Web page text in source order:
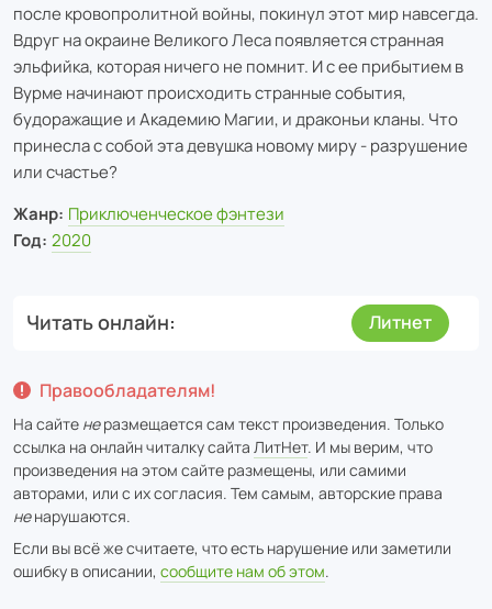
после кровопролитной войны, покинул этот мир навсегда.
Вдруг на окраине Великого Леса появляется странная
эльфийка, которая ничего не помнит. И с ее прибытием в
Вурме начинают происходить странные события,
будоражащие и Академию Магии, и драконьи кланы. Что
принесла с собой эта девушка новому миру - разрушение
или счастье?
Жанр: Приключенческое фэнтези
Год: 2020
Читать онлайн Литнет
Правообладателям!
На сайте неразмещается сам текст произведения. Только
ссылка на онлайн читалку сайта ЛитНет. И мы верим, что
произведения на этом сайте размещены, или самими
авторами, или с их согласия. Тем самым, авторские права
ненарушаются.
Если вы всё же считаете, что есть нарушение или заметили
ошибку в описании, сообщите нам об этом.